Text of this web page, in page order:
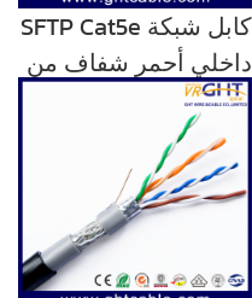
كابل شبكة SFTP Cat5e
داخلي أحمر شفاف من
مادة PVC